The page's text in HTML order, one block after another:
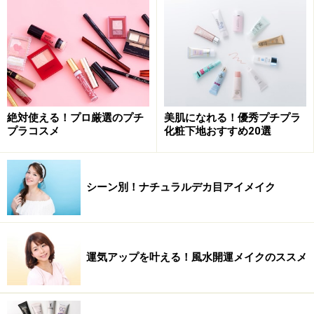
絶対使える！プロ厳選のプチ
プラコスメ
美肌になれる！優秀プチプラ
化粧下地おすすめ20選
シーン別！ナチュラルデカ目アイメイク
運気アップを叶える！風水開運メイクのススメ